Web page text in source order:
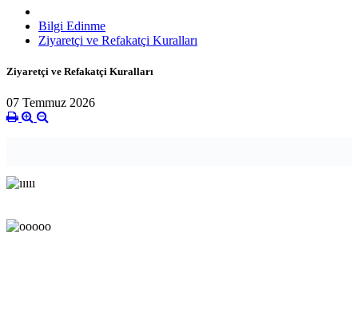
Bilgi Edinme
Ziyaretçi ve Refakatçi Kuralları
Ziyaretçi ve Refakatçi Kuralları
07 Temmuz 2026